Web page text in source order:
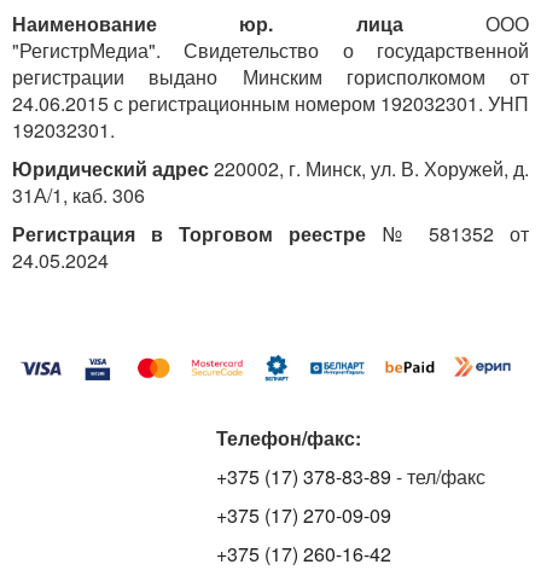
Наименование юр. лицаООО
"РегистрМедиа". Свидетельство о государственной
регистрации выдано Минским горисполкомом от
24.06.2015 с регистрационным номером 192032301. УНП
192032301.
Юридический адрес220002, г. Минск, ул. В. Хоружей, д.
31А/1, каб. 306
Регистрация в Торговом реестре № 581352 от
24.05.2024
Телефон/факс:
+375 (17) 378-83-89 - тел/факс
+375 (17) 270-09-09
+375 (17) 260-16-42